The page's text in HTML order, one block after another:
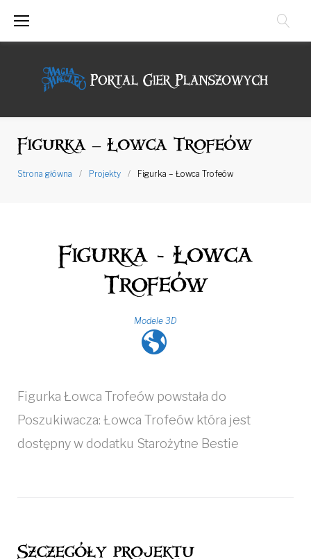
Figurka – Łowca Trofeów
Strona główna / Projekty / Figurka – Łowca Trofeów
Figurka - Łowca
Trofeów
Modele 3D
Figurka Łowca Trofeów powstała do
Poszukiwacza: Łowca Trofeów która jest
dostępny w dodatku Starożytne Bestie
Szczegóły projektu